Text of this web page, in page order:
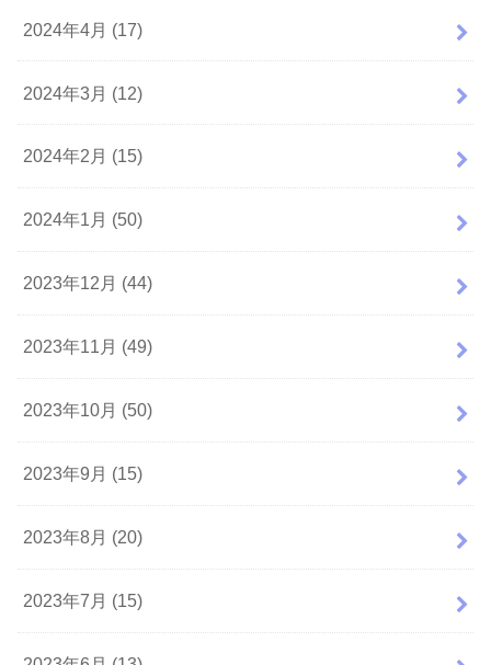
2024年4月 (17)
2024年3月 (12)
2024年2月 (15)
2024年1月 (50)
2023年12月 (44)
2023年11月 (49)
2023年10月 (50)
2023年9月 (15)
2023年8月 (20)
2023年7月 (15)